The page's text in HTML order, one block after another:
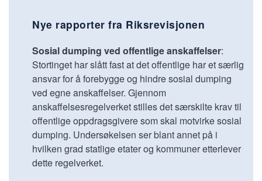
Nye rapporter fra Riksrevisjonen
Sosial dumping ved offentlige anskaffelser:
Stortinget har slått fast at det offentlige har et særlig
ansvar for å forebygge og hindre sosial dumping
ved egne anskaffelser. Gjennom
anskaffelsesregelverket stilles det særskilte krav til
offentlige oppdragsgivere som skal motvirke sosial
dumping. Undersøkelsen ser blant annet på i
hvilken grad statlige etater og kommuner etterlever
dette regelverket.